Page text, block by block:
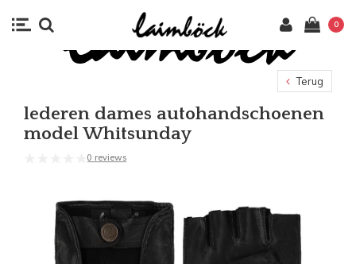
0
Terug
lederen dames autohandschoenen
model Whitsunday
0 reviews